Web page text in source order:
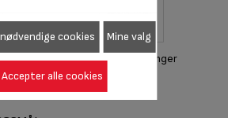
Garantioplysninger
cookies Mine valg
Accepter alle cookies